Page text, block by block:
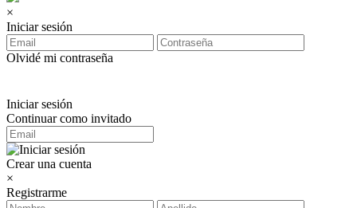
×
Iniciar sesión
Olvidé mi contraseña
Iniciar sesión
Continuar como invitado
Crear una cuenta
×
Registrarme